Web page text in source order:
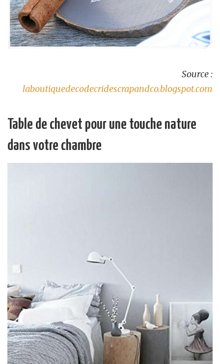
Source :
laboutiquedecodecridescrapandco.blogspot.com
Table de chevet pour une touche nature
dans votre chambre